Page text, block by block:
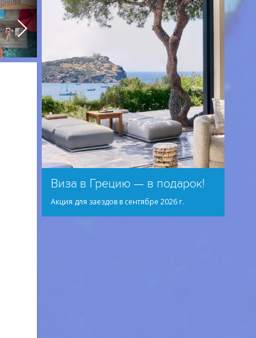
Виза в Грецию — в подарок!
Акция для заездов в сентябре 2026 г.